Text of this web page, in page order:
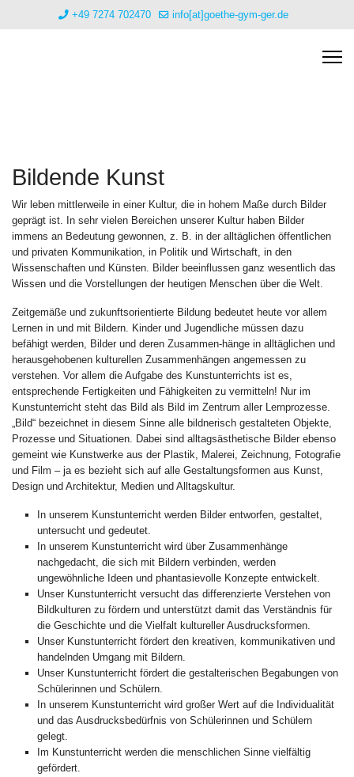
+49 7274 702470 info[at]goethe-gym-ger.de
Bildende Kunst
Wir leben mittlerweile in einer Kultur, die in hohem Maße durch Bilder
geprägt ist. In sehr vielen Bereichen unserer Kultur haben Bilder
immens an Bedeutung gewonnen, z. B. in der alltäglichen öffentlichen
und privaten Kommunikation, in Politik und Wirtschaft, in den
Wissenschaften und Künsten. Bilder beeinflussen ganz wesentlich das
Wissen und die Vorstellungen der heutigen Menschen über die Welt.
Zeitgemäße und zukunftsorientierte Bildung bedeutet heute vor allem
Lernen in und mit Bildern. Kinder und Jugendliche müssen dazu
befähigt werden, Bilder und deren Zusammen-hänge in alltäglichen und
herausgehobenen kulturellen Zusammenhängen angemessen zu
verstehen. Vor allem die Aufgabe des Kunstunterrichts ist es,
entsprechende Fertigkeiten und Fähigkeiten zu vermitteln! Nur im
Kunstunterricht steht das Bild als Bild im Zentrum aller Lernprozesse.
„Bild“ bezeichnet in diesem Sinne alle bildnerisch gestalteten Objekte,
Prozesse und Situationen. Dabei sind alltagsästhetische Bilder ebenso
gemeint wie Kunstwerke aus der Plastik, Malerei, Zeichnung, Fotografie
und Film – ja es bezieht sich auf alle Gestaltungsformen aus Kunst,
Design und Architektur, Medien und Alltagskultur.
In unserem Kunstunterricht werden Bilder entworfen, gestaltet,
untersucht und gedeutet.
In unserem Kunstunterricht wird über Zusammenhänge
nachgedacht, die sich mit Bildern verbinden, werden
ungewöhnliche Ideen und phantasievolle Konzepte entwickelt.
Unser Kunstunterricht versucht das differenzierte Verstehen von
Bildkulturen zu fördern und unterstützt damit das Verständnis für
die Geschichte und die Vielfalt kultureller Ausdrucksformen.
Unser Kunstunterricht fördert den kreativen, kommunikativen und
handelnden Umgang mit Bildern.
Unser Kunstunterricht fördert die gestalterischen Begabungen von
Schülerinnen und Schülern.
In unserem Kunstunterricht wird großer Wert auf die Individualität
und das Ausdrucksbedürfnis von Schülerinnen und Schülern
gelegt.
Im Kunstunterricht werden die menschlichen Sinne vielfältig
gefördert.